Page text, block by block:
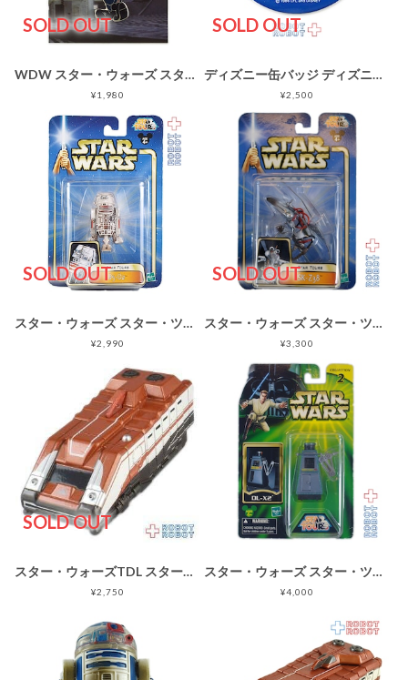
SOLD OUT
WDW スター・ウォーズ スター・ツアーズ ピンバッジ コレクション ドナルド as ハン・ソロ
¥1,980
SOLD OUT
ディズニー缶バッジ ディズニーランド スター・ウォーズ スター・ツアーズ
¥2,500
SOLD OUT
スター・ウォーズ スター・ツアーズ 2002 R5-D2 アクションフィギュア
¥2,990
SOLD OUT
スター・ウォーズ スター・ツアーズ 2002 ウェーブ3 SK-Z38 アクションフィギュア
¥3,300
SOLD OUT
スター・ウォーズTDL スター・ツアーズ トミカ スタースピーダー1000 開封箱無し ルース
¥2,750
スター・ウォーズ スター・ツアーズ wave2 DL-X2 アクションフィギュア
¥4,000